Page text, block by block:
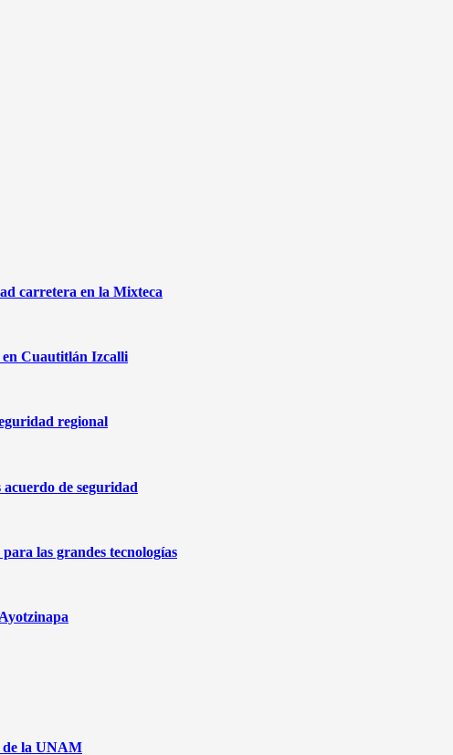
carretera en la Mixteca
en Cuautitlán Izcalli
regional
de seguridad
las grandes tecnologías
de la UNAM